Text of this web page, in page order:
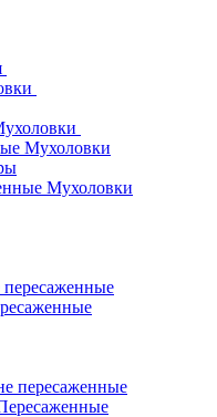
Мухоловки
Мухоловки
пересаженные